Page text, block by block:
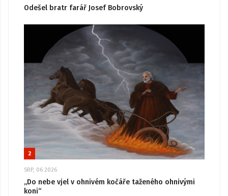
Odešel bratr farář Josef Bobrovský
2
SRP, 06 2026
„Do nebe vjel v ohnivém kočáře taženého ohnivými
koni“